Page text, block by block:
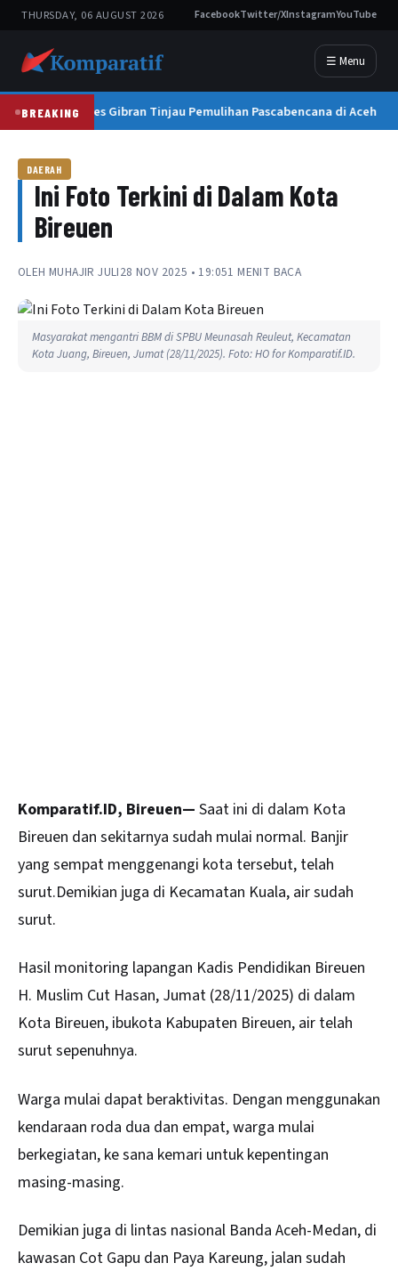
THURSDAY, 06 AUGUST 2026 FacebookTwitter/XInstagramYouTube
☰ Menu
BREAKINGWapres Gibran Tinjau Pemulihan Pascabencana di Aceh
DAERAH
Ini Foto Terkini di Dalam Kota
Bireuen
OLEH MUHAJIR JULI28 NOV 2025 • 19:051 MENIT BACA
Masyarakat mengantri BBM di SPBU Meunasah Reuleut, Kecamatan
Kota Juang, Bireuen, Jumat (28/11/2025). Foto: HO for Komparatif.ID.
Komparatif.ID, Bireuen— Saat ini di dalam Kota
Bireuen dan sekitarnya sudah mulai normal. Banjir
yang sempat menggenangi kota tersebut, telah
surut.Demikian juga di Kecamatan Kuala, air sudah
surut.
Hasil monitoring lapangan Kadis Pendidikan Bireuen
H. Muslim Cut Hasan, Jumat (28/11/2025) di dalam
Kota Bireuen, ibukota Kabupaten Bireuen, air telah
surut sepenuhnya.
Warga mulai dapat beraktivitas. Dengan menggunakan
kendaraan roda dua dan empat, warga mulai
berkegiatan, ke sana kemari untuk kepentingan
masing-masing.
Demikian juga di lintas nasional Banda Aceh-Medan, di
kawasan Cot Gapu dan Paya Kareung, jalan sudah